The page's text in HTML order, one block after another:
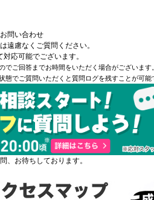
お問い合わせ
遠慮なくご質問ください。
応可能でございます。
ご回答までお時間をいただく場合がございます。
でご質問いただくと質問ログを残すことが可能
、お待ちしております。